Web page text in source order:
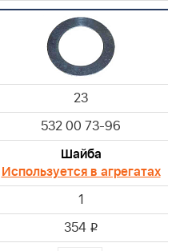
23
532 00 73-96
Шайба
Используется в агрегатах
1
354 i